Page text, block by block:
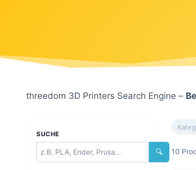
threedom 3D Printers Search Engine –
SUCHE
🔍 10